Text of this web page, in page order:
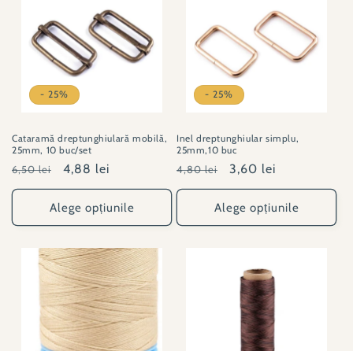
- 25%
Cataramă dreptunghiulară mobilă,
25mm, 10 buc/set
Preț
obișnuit
6,50 lei
Preț
redus
4,88 lei
Alege opțiunile
- 25%
Inel dreptunghiular simplu,
25mm,10 buc
Preț
obișnuit
4,80 lei
Preț
redus
3,60 lei
Alege opțiunile